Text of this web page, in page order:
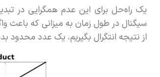
یک راه‌حل برای این عدم همگرایی در
سیگنال در طول زمان به میزانی که باعث
از نتیجه انتگرال بگیریم، یک عدد محدود بدست